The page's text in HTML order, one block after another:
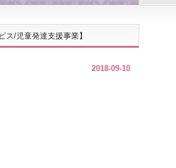
/児童発達支援事業】
2018-09-10